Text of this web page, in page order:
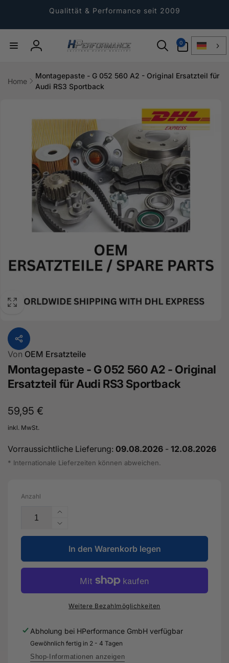
Qualittät & Performance seit 2009
Einloggen
0
Artikel
Home
Montagepaste - G 052 560 A2 - Original Ersatzteil für
Audi RS3 Sportback
Von OEM Ersatzteile
Montagepaste - G 052 560 A2 - Original
Ersatzteil für Audi RS3 Sportback
Normaler
Preis
59,95 €
inkl. MwSt.
Vorraussichtliche Lieferung: 09.08.2026 - 12.08.2026
* Internationale Lieferzeiten können abweichen.
Anzahl
Erhöhe
die
Menge
für
Montagepaste
-
052
560
Original
Ersatzteil
für
Verringere
die
Menge
für
Montagepaste
G
052
-
Original
Ersatzteil
In den Warenkorb legen
Weitere Bezahlmöglichkeiten
Abholung bei HPerformance GmbH verfügbar
Gewöhnlich fertig in 2 - 4 Tagen
Shop-Informationen anzeigen